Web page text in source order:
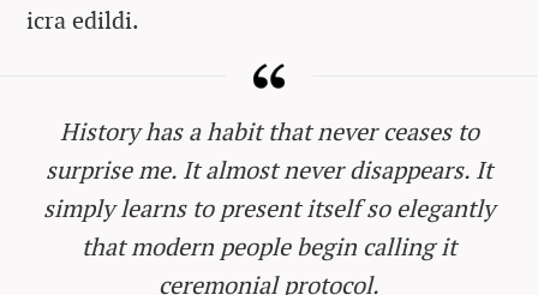
icra edildi.
History has a habit that never ceases to
surprise me. It almost never disappears. It
simply learns to present itself so elegantly
that modern people begin calling it
ceremonial protocol.